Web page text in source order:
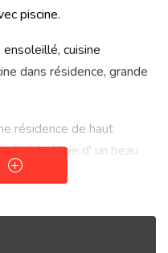
piscine.
cuisine
dans résidence, grande
résidence de haut
il bénéficie d' un beau